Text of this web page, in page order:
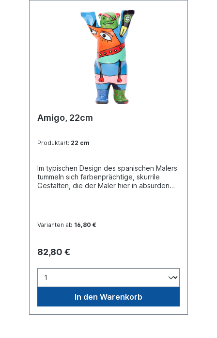
Amigo, 22cm
Produktart: 22 cm
Im typischen Design des spanischen Malers
tummeln sich farbenprächtige, skurrile
Gestalten, die der Maler hier in absurden
transportsicherer Einlage verpackt. Material
Polyresin. Handbemalt.
Varianten ab 16,80 €
82,80 €
In den Warenkorb